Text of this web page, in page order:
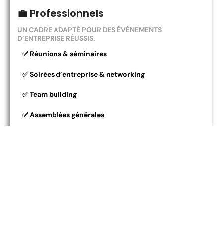
💼 Professionnels
UN CADRE ADAPTÉ POUR DES ÉVÉNEMENTS
D’ENTREPRISE RÉUSSIS.
✅ Réunions & séminaires
✅ Soirées d’entreprise & networking
✅ Team building
✅ Assemblées générales